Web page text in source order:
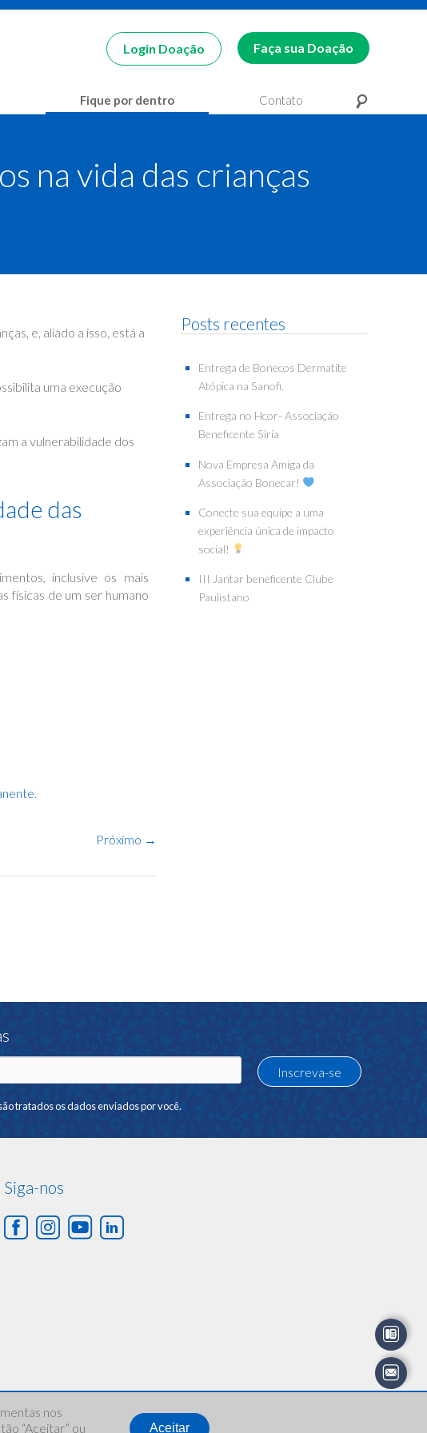
Login Doação Faça sua Doação
Fique por dentro Contato
Pesquisa
na vida das crianças
e, aliado a isso, está a
uma execução
a vulnerabilidade dos
das
inclusive os mais
físicas de um ser humano
.
Próximo →
Posts recentes
Entrega de Bonecos Dermatite
Atópica na Sanofi.
Entrega no Hcor- Associação
Beneficente Síria
Nova Empresa Amiga da
Associação Bonecar!
Conecte sua equipe a uma
experiência única de impacto
social!
III Jantar beneficente Clube
Paulistano
tratados os dados enviados por você.
Siga-nos
nos
“Aceitar” ou
Aceitar